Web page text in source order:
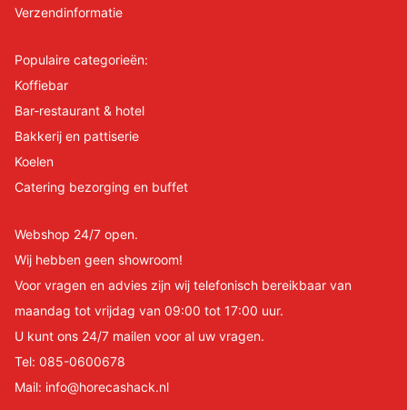
Verzendinformatie
Populaire categorieën:
Koffiebar
Bar-restaurant & hotel
Bakkerij en pattiserie
Koelen
Catering bezorging en buffet
Webshop 24/7 open.
Wij hebben geen showroom!
Voor vragen en advies zijn wij telefonisch bereikbaar van
maandag tot vrijdag van 09:00 tot 17:00 uur.
U kunt ons 24/7 mailen voor al uw vragen.
Tel: 085-0600678
Mail: info@horecashack.nl